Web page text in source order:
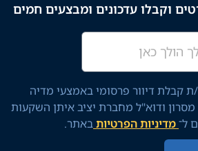
וקבלו עדכונים ומבצעים חמים
קבלת דיוור פרסומי באמצעי מדיה
מסרון ודוא"ל מחברת יציב איתן השקעות
ל־מדיניות הפרטיותבאתר.